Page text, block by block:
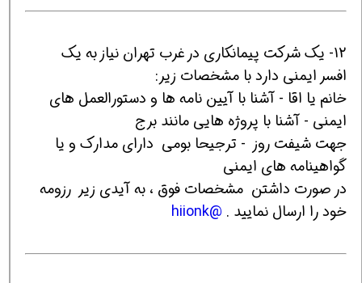
12- یک شرکت پیمانکاری در غرب تهران نیاز به یک
افسر ایمنی دارد با مشخصات زیر:
خانم یا اقا - آشنا با آیین نامه ها و دستورالعمل های
ایمنی - آشنا با پروژه هایی مانند برج
جهت شیفت روز - ترجیحا بومی دارای مدارک و یا
گواهینامه های ایمنی
در صورت داشتن مشخصات فوق ، به آیدی زیر رزومه
خود را ارسال نمایید . @hiionk